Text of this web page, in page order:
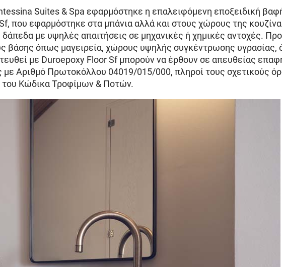
Suites & Spa εφαρμόστηκε η επαλειφόμενη εποξειδική
που εφαρμόστηκε στα μπάνια αλλά και στους χώρους της
με υψηλές απαιτήσεις σε μηχανικές ή χημικές αντοχές.
βάσης όπως μαγειρεία, χώρους υψηλής συγκέντρωσης υγρασίας,
με Duroepoxy Floor Sf μπορούν να έρθουν σε απευθείας
με Aριθμό Πρωτοκόλλου 04019/015/000, πληροί τους σχετικούς
Κώδικα Τροφίμων & Ποτών.